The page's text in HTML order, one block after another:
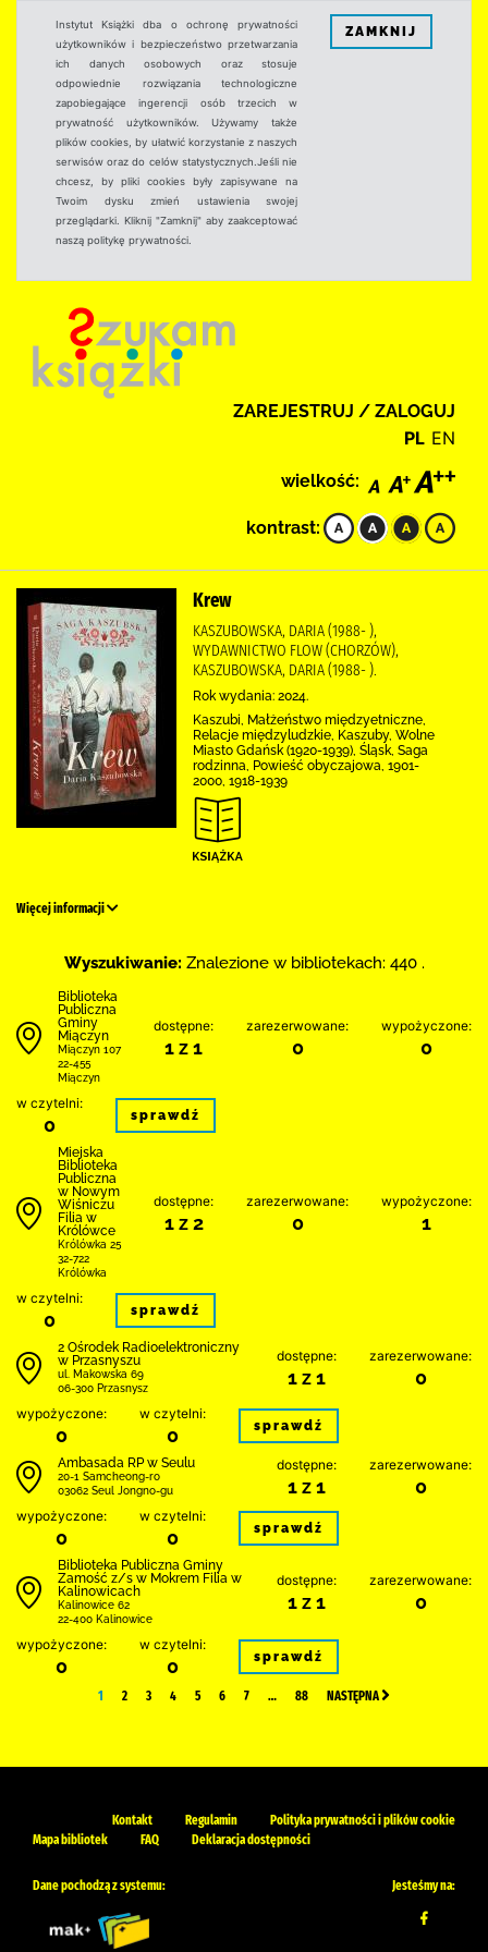
Instytut Książki dba o ochronę prywatności
użytkowników i bezpieczeństwo przetwarzania
ich danych osobowych oraz stosuje
odpowiednie rozwiązania technologiczne
zapobiegające ingerencji osób trzecich w
prywatność użytkowników. Używamy także
plików cookies, by ułatwić korzystanie z naszych
serwisów oraz do celów statystycznych.Jeśli nie
chcesz, by pliki cookies były zapisywane na
Twoim dysku zmień ustawienia swojej
przeglądarki. Kliknij "Zamknij" aby zaakceptować
naszą politykę prywatności.
ZAMKNIJ
ZAREJESTRUJ / ZALOGUJ
PL EN
wielkość:
kontrast:
Krew
KASZUBOWSKA, DARIA (1988- ),
WYDAWNICTWO FLOW (CHORZÓW),
KASZUBOWSKA, DARIA (1988- ).
Rok wydania: 2024.
Kaszubi, Małżeństwo międzyetniczne,
Relacje międzyludzkie, Kaszuby, Wolne
Miasto Gdańsk (1920-1939), Śląsk, Saga
rodzinna, Powieść obyczajowa, 1901-
2000, 1918-1939
Więcej informacji
Wyszukiwanie: Znalezione w bibliotekach: 440 .
Biblioteka
Publiczna
Gminy
Miączyn
Miączyn 107
22-455
Miączyn
dostępne:
1 z 1
zarezerwowane:
0
wypożyczone:
0
w czytelni:
0 sprawdź
Miejska
Biblioteka
Publiczna
w Nowym
Wiśniczu
Filia w
Królówce
Królówka 25
32-722
Królówka
dostępne:
1 z 2
zarezerwowane:
0
wypożyczone:
1
w czytelni:
0 sprawdź
2 Ośrodek Radioelektroniczny
w Przasnyszu
ul. Makowska 69
06-300 Przasnysz
dostępne:
1 z 1
zarezerwowane:
0
wypożyczone:
0
w czytelni:
0 sprawdź
Ambasada RP w Seulu
20-1 Samcheong-ro
03062 Seul Jongno-gu
dostępne:
1 z 1
zarezerwowane:
0
wypożyczone:
0
w czytelni:
0 sprawdź
Biblio­teka Publiczna Gminy
Zamość z/s w Mokrem Filia w
Kalinowicach
Kalinowice 62
22-400 Kalinowice
dostępne:
1 z 1
zarezerwowane:
0
wypożyczone:
0
w czytelni:
0 sprawdź
1 2 3 4 5 6 7 … 88 NASTĘPNA
Kontakt Regulamin
Polityka prywatności i plików cookie
Mapa bibliotek
FAQ Deklaracja dostępności
Dane pochodzą z systemu: Jesteśmy na: